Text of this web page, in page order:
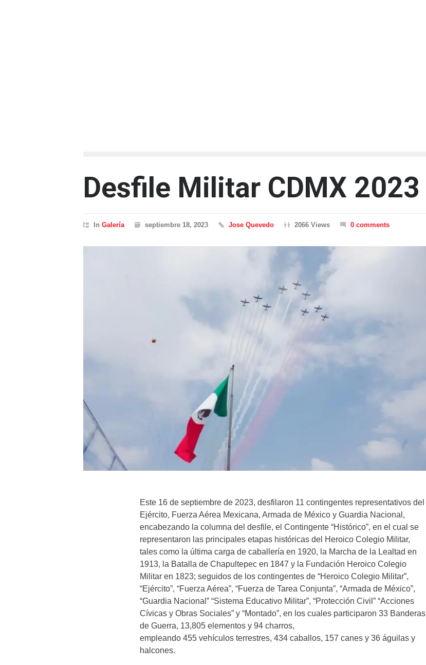
Desfile Militar CDMX 2023
In Galería septiembre 18, 2023 Jose Quevedo 2066 Views 0 comments
Este 16 de septiembre de 2023, desfilaron 11 contingentes representativos del
Ejército, Fuerza Aérea Mexicana, Armada de México y Guardia Nacional,
encabezando la columna del desfile, el Contingente “Histórico”, en el cual se
representaron las principales etapas históricas del Heroico Colegio Militar,
tales como la última carga de caballería en 1920, la Marcha de la Lealtad en
1913, la Batalla de Chapultepec en 1847 y la Fundación Heroico Colegio
Militar en 1823; seguidos de los contingentes de “Heroico Colegio Militar”,
“Ejército”, “Fuerza Aérea”, “Fuerza de Tarea Conjunta”, “Armada de México”,
“Guardia Nacional” “Sistema Educativo Militar”, “Protección Civil” “Acciones
Cívicas y Obras Sociales” y “Montado”, en los cuales participaron 33 Banderas
de Guerra, 13,805 elementos y 94 charros,
empleando 455 vehículos terrestres, 434 caballos, 157 canes y 36 águilas y
halcones.